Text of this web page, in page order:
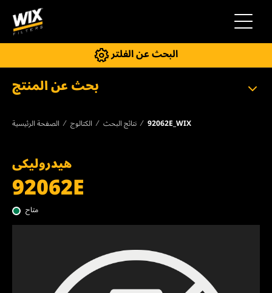
التنقل
البحث عن الفلتر
بحث عن المنتج
الصفحة الرئيسية الكتالوج نتائج البحث 92062E_WIX
هيدروليكى
92062E
متاح